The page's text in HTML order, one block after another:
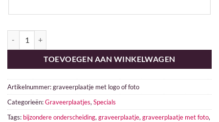
TOEVOEGEN AAN WINKELWAGEN
Artikelnummer:graveerplaatje met logo of foto
Categorieën:Graveerplaatjes, Specials
Tags: bijzondere onderscheiding, graveerplaatje, graveerplaatje met foto,